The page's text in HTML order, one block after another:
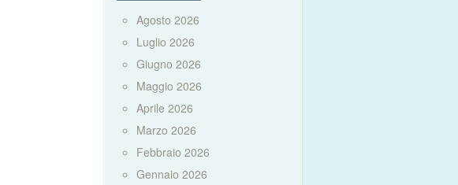
Agosto 2026
Luglio 2026
Giugno 2026
Maggio 2026
Aprile 2026
Marzo 2026
Febbraio 2026
Gennaio 2026